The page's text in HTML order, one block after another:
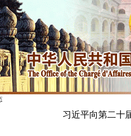
习近平向第二十